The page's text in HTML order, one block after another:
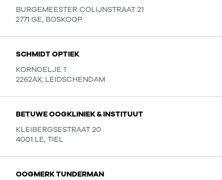
BURGEMEESTER COLIJNSTRAAT 21
2771 GE, BOSKOOP
SCHMIDT OPTIEK
KORNOELJE 1
2262AX, LEIDSCHENDAM
BETUWE OOGKLINIEK & INSTITUUT
KLEIBERGSESTRAAT 20
4001 LE, TIEL
OOGMERK TUNDERMAN